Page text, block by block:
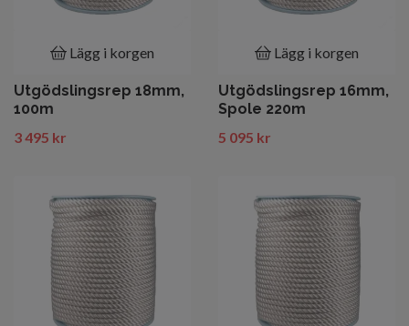
Lägg i korgen
Utgödslingsrep 18mm,
100m
3 495 kr
Lägg i korgen
Utgödslingsrep 16mm,
Spole 220m
5 095 kr